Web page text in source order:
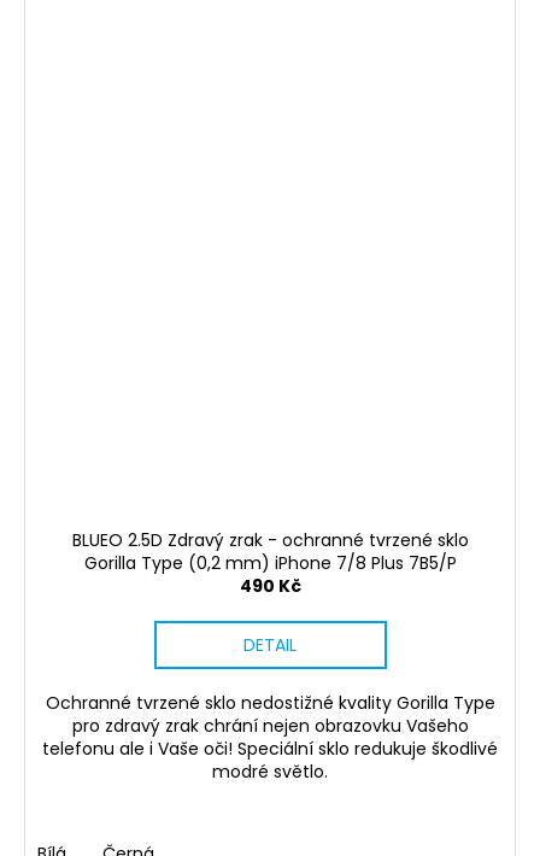
BLUEO 2.5D Zdravý zrak - ochranné tvrzené sklo
Gorilla Type (0,2 mm) iPhone 7/8 Plus 7B5/P
490 Kč
DETAIL
Ochranné tvrzené sklo nedostižné kvality Gorilla Type
pro zdravý zrak chrání nejen obrazovku Vašeho
telefonu ale i Vaše oči! Speciální sklo redukuje škodlivé
modré světlo.